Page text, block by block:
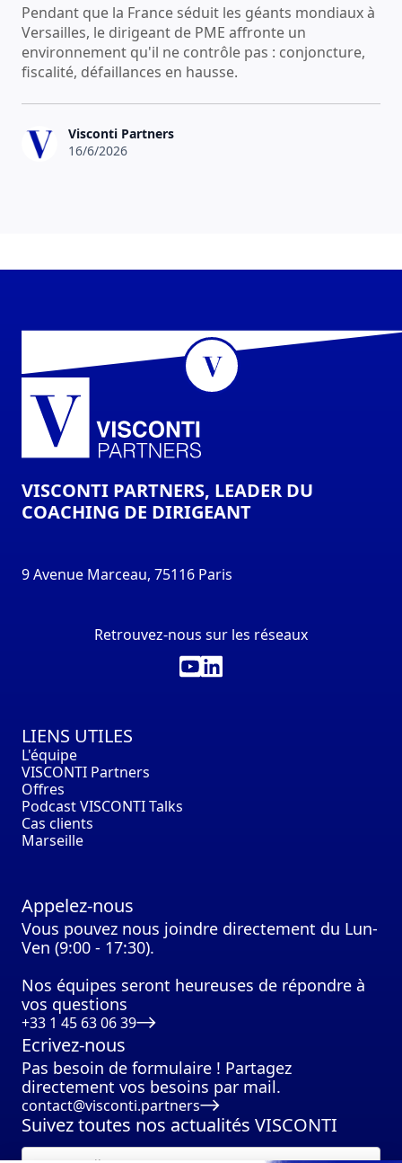
Pendant que la France séduit les géants mondiaux à
Versailles, le dirigeant de PME affronte un
environnement qu'il ne contrôle pas : conjoncture,
fiscalité, défaillances en hausse.
Visconti Partners
16/6/2026
VISCONTI PARTNERS, LEADER DU
COACHING DE DIRIGEANT
9 Avenue Marceau, 75116 Paris
Retrouvez-nous sur les réseaux
LIENS UTILES
L'équipe
VISCONTI Partners
Offres
Podcast VISCONTI Talks
Cas clients
Marseille
Appelez-nous
Vous pouvez nous joindre directement du Lun-
Ven (9:00 - 17:30).
Nos équipes seront heureuses de répondre à
vos questions
+33 1 45 63 06 39
Ecrivez-nous
Pas besoin de formulaire ! Partagez
directement vos besoins par mail.
contact@visconti.partners
Suivez toutes nos actualités VISCONTI